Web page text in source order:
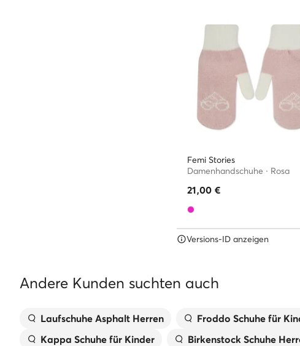
Femi Stories
Damenhandschuhe · Rosa
21,00 €
Versions-ID anzeigen
Andere Kunden suchten auch
Laufschuhe Asphalt Herren Froddo Schuhe für
Kappa Schuhe für Kinder
Birkenstock Schuhe